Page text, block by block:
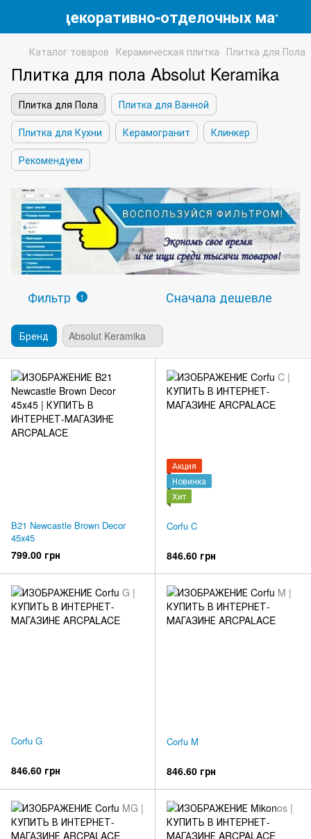
декоративно-отделочных
Каталог товаров Керамическая плитка Плитка для Пола
Плитка для пола Absolut Keramika
Плитка для Пола
Плитка для Ванной
Плитка для Кухни
Керамогранит
Клинкер
Рекомендуем
Фильтр 1 Сначала дешевле
Бренд Absolut Keramika
B21 Newcastle Brown Decor
45х45
799.00 грн
Акция
Новинка
Хит
Corfu C
846.60 грн
Corfu G
846.60 грн
Corfu M
846.60 грн